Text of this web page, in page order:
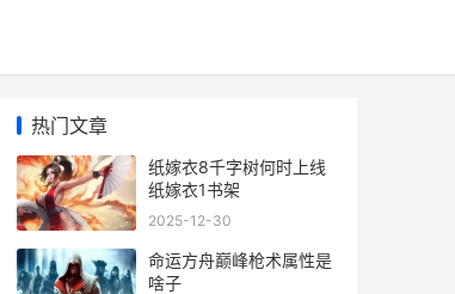
热门文章
纸嫁衣8千字树何时上线
纸嫁衣1书架
2025-12-30
命运方舟巅峰枪术属性是
啥子